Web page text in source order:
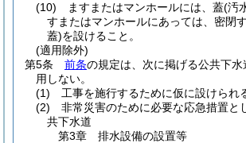
(10)
ますまたはマンホールには、蓋(汚
すまたはマンホールにあっては、密閉
蓋)を設けること。
(適用除外)
第5条
前条の規定は、次に掲げる公共下
用しない。
(1)
工事を施行するために仮に設けられ
(2)
非常災害のために必要な応急措置と
共下水道
第3章
排水設備の設置等